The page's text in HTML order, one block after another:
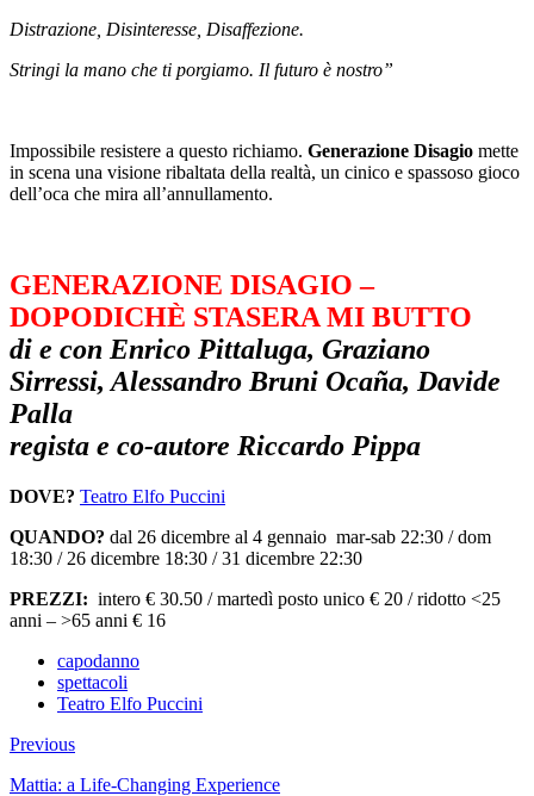
Distrazione, Disinteresse, Disaffezione.
Stringi la mano che ti porgiamo. Il futuro è nostro”
Impossibile resistere a questo richiamo. Generazione Disagio mette
in scena una visione ribaltata della realtà, un cinico e spassoso gioco
dell’oca che mira all’annullamento.
GENERAZIONE DISAGIO –
DOPODICHÈ STASERA MI BUTTO
di e con Enrico Pittaluga, Graziano
Sirressi, Alessandro Bruni Ocaña, Davide
Palla
regista e co-autore Riccardo Pippa
DOVE? Teatro Elfo Puccini
QUANDO? dal 26 dicembre al 4 gennaio mar-sab 22:30 / dom
18:30 / 26 dicembre 18:30 / 31 dicembre 22:30
PREZZI: intero € 30.50 / martedì posto unico € 20 / ridotto <25
anni – >65 anni € 16
capodanno
spettacoli
Teatro Elfo Puccini
Previous
Mattia: a Life-Changing Experience